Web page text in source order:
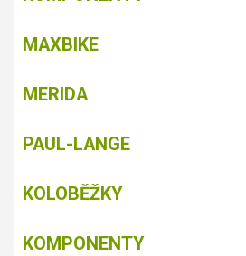
MAXBIKE
MERIDA
PAUL-LANGE
KOLOBĚŽKY
KOMPONENTY